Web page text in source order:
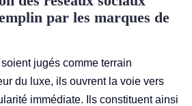
par les marques de
jugés comme terrain
du luxe, ils ouvrent la voie vers
immédiate. Ils constituent ainsi